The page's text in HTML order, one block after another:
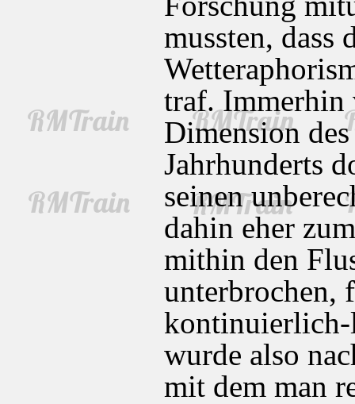
mussten, dass
traf. Immerhin
Dimension
Jahrhunderts
seinen
dahin eher
mithin den
unterbrochen,
kontinuierlich-
wurde also
mit dem man